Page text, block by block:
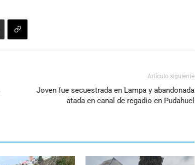
Artículo siguiente
Joven fue secuestrada en Lampa y abandonada
atada en canal de regadío en Pudahuel